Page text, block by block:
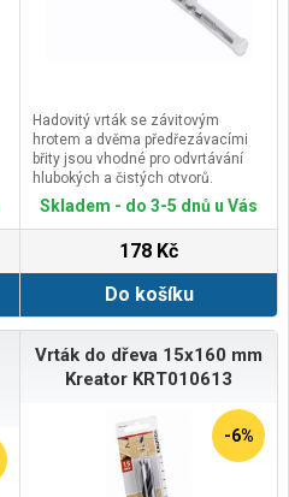
Hadovitý vrták se závitovým
hrotem a dvěma předřezávacími
břity jsou vhodné pro odvrtávání
hlubokých a čistých otvorů.
Hladká šroubovice s dostatečným
prostorem snadno odvádí
materiál.
Vrták má šestihrannou upínací
stopku, která zajišťuje pevné
upnutí vrtáku do sklíčidla a
momentu ze stroje do vrtáku.
Vrtáky jsou určeny zejména pro
vrtání do měkkého dřeva, tvrdého
dřeva, trámů, dřevěných nosníků,
dřevotřískových desek, překližek
Skladem - do 3-5 dnů u Vás
178 Kč
Do košíku
Vrták do dřeva 15x160 mm
Kreator KRT010613
-6%